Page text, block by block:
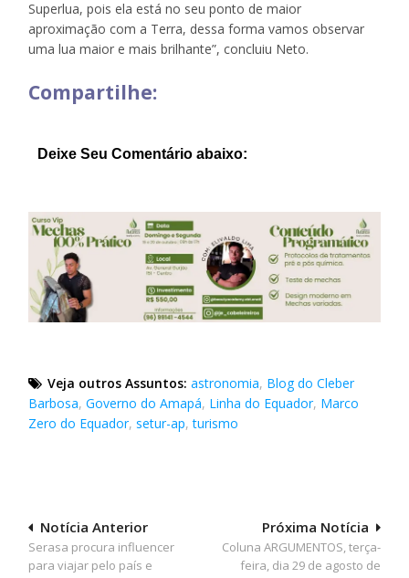
Superlua, pois ela está no seu ponto de maior
aproximação com a Terra, dessa forma vamos observar
uma lua maior e mais brilhante”, concluiu Neto.
Compartilhe:
Deixe Seu Comentário abaixo:
Veja outros Assuntos: astronomia, Blog do Cleber
Barbosa,Governo do Amapá, Linha do Equador, Marco
Zero do Equador,setur-ap,turismo
Navegação
de
Próxima Notícia
Coluna ARGUMENTOS, terça-
feira, dia 29 de agosto de
Notícia Anterior
Serasa procura influencer
para viajar pelo país e